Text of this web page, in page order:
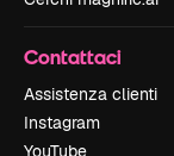
Contattaci
Assistenza clienti
Instagram
YouTube